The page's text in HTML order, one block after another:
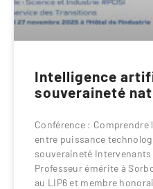
Intelligence
souveraineté
Conférence :
entre puissance
souveraineté
Professeur émérite à
au LIP6 et membre